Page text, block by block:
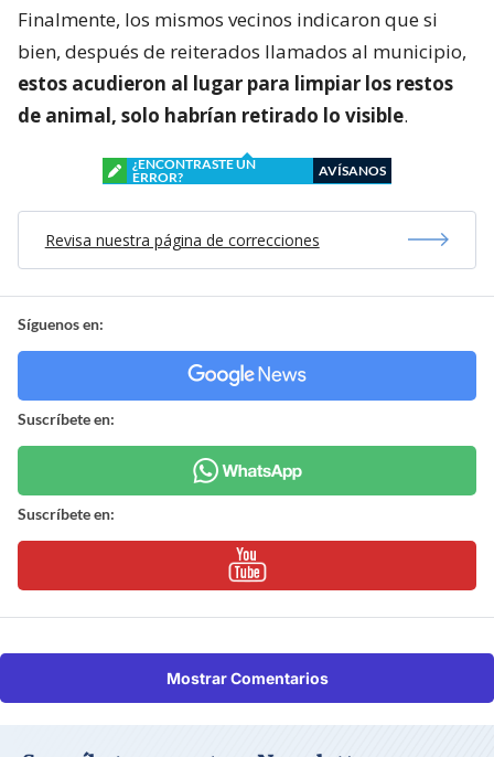
Finalmente, los mismos vecinos indicaron que si
bien, después de reiterados llamados al municipio,
estos acudieron al lugar para limpiar los restos
de animal, solo habrían retirado lo visible.
¿ENCONTRASTE UN
ERROR?
AVÍSANOS
Revisa nuestra página de correcciones
Síguenos en:
Suscríbete en:
Suscríbete en:
Mostrar Comentarios